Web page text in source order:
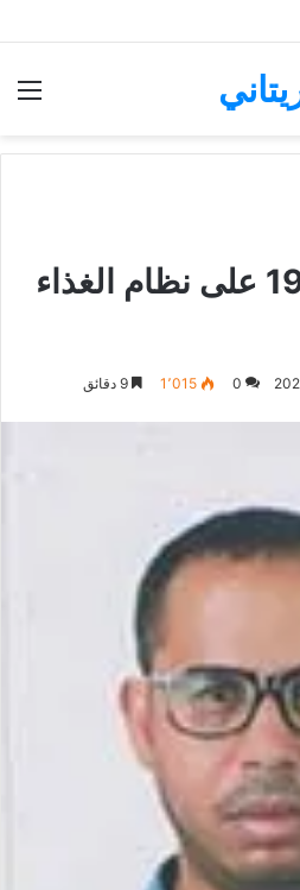
هل يؤثر كوفيد-19 على نظام الغذاء
0 1٬015